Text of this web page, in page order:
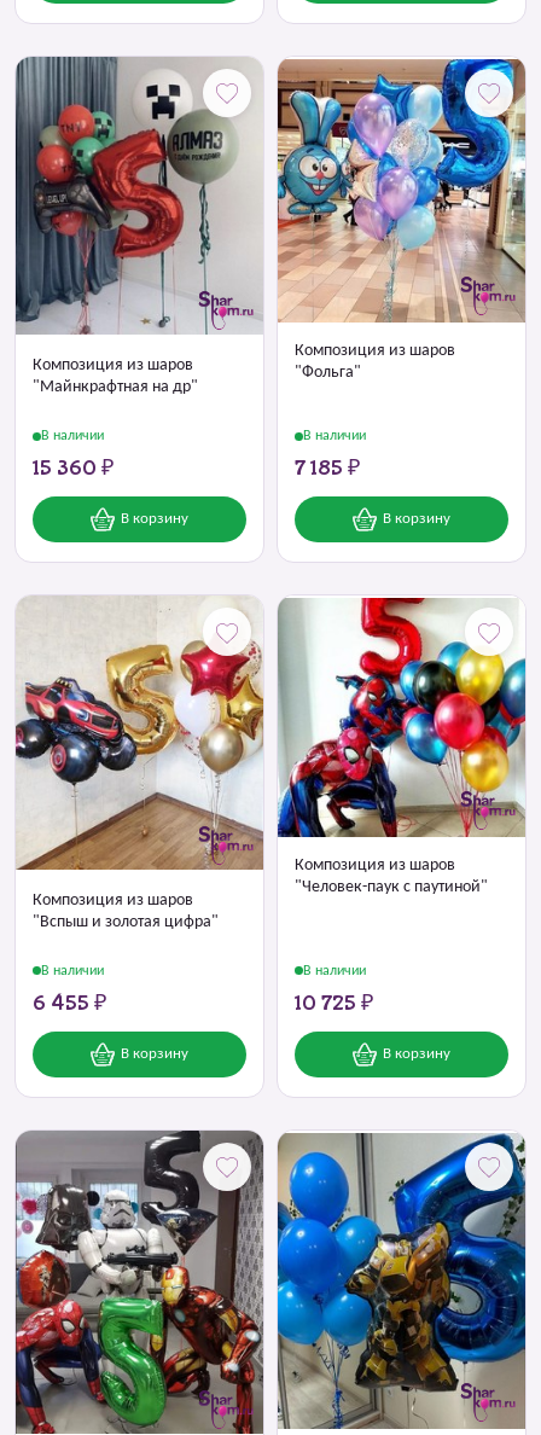
Композиция из шаров
"Майнкрафтная на др"
В наличии
15 360 ₽
В корзину
Композиция из шаров
"Фольга"
В наличии
7 185 ₽
В корзину
Композиция из шаров
"Вспыш и золотая цифра"
В наличии
6 455 ₽
В корзину
Композиция из шаров
"Человек-паук с паутиной"
В наличии
10 725 ₽
В корзину